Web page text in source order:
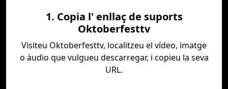
1. Copia l' enllaç de suports
Oktoberfesttv
Visiteu Oktoberfesttv, localitzeu el vídeo, imatge
o àudio que vulgueu descarregar, i copieu la seva
URL.